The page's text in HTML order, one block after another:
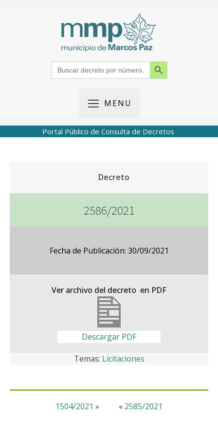
Search
for:
Search Button
MENU
Portal Público de Consulta de Decretos
Decreto
2586/2021
Fecha de Publicación: 30/09/2021
Ver archivo del decreto en PDF
Descargar PDF
Temas: Licitaciones
« 2585/2021
1504/2021 »